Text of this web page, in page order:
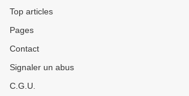
Top articles
Pages
Contact
Signaler un abus
C.G.U.